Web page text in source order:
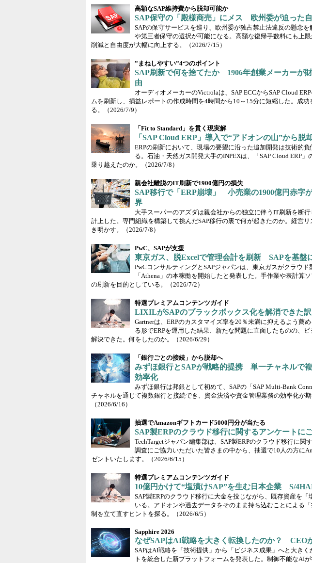
高額なSAP維持費から脱却可能か
SAP保守の「殿様商売」にメス 欧州委が迫った
SAPの保守サービスを巡り、欧州委が独占禁止法違反の懸念
や第三者保守の選択が可能になる。高額な復帰手数料にも上
削減と自由度が大幅に向上する。
（2026/7/15）
”まねしやすい”4つのポイント
SAP刷新で何を捨てたか 1906年創業メーカーが
由
オーディオメーカーのVictrolaは、SAP ECCからSAP Cloud
ムを刷新し、損益レポートの作成時間を4時間から10～15分に短縮した。成
る。
（2026/7/9）
「Fit to Standard」を貫く現実解
「SAP Cloud ERP」導入で“アドオンの山”から
ERPの刷新において、現場の要望に沿った追加開発は技術的
る。石油・天然ガス開発大手のINPEXは、「SAP Cloud ERP
乗り越えたのか。
（2026/7/8）
親会社離脱のIT刷新で1900億円の損失
SAP移行で「ERP崩壊」 小売業の1900億円赤字
界
大手スーパーのアズダは親会社からの独立に伴うIT刷新を断
計上した。専門組織を構築して挑んだSAP移行の裏で何が起きたのか。経営
き明かす。
（2026/7/8）
PwC、SAPが支援
東京ガス、脱Excelで管理会計を刷新 SAPを基盤
PwCコンサルティングとSAPジャパンは、東京ガスがクラウ
「Athena」の本稼働を開始したと発表した。手作業や表計算
の刷新を目的としている。
（2026/7/2）
特選プレミアムコンテンツガイド
LIXILがSAPのブラックボックス化を解消できた
Gartnerは、ERPのカスタマイズ率を20％未満に抑えるよう薦
る形でERPを運用した結果、新たな問題に直面したものの、
解決できた。何をしたのか。
（2026/6/29）
「銀行ごとの接続」から脱却へ
みずほ銀行とSAPが戦略的提携 単一チャネルで
効率化
みずほ銀行は邦銀として初めて、SAPの「SAP Multi-Bank
チャネルを通じて複数銀行と接続でき、資金決済や資金管理業務の効率化が期
（2026/6/16）
抽選でAmazonギフトカード5000円分が当たる
SAP製ERPのクラウド移行に関するアンケートに
TechTargetジャパン編集部は、SAP製ERPのクラウド移行に関
調査にご協力いただいた皆さまの中から、抽選で10人の方に
ゼントいたします。
（2026/6/15）
特選プレミアムコンテンツガイド
10億円かけて“塩漬けSAP”を生む日本企業 S/
SAP製ERPのクラウド移行に大金を投じながら、既存資産を
いる。アドオンや過去データをそのまま持ち込むことによる
制を立て直すヒントを探る。
（2026/6/5）
Sapphire 2026
なぜSAPはAI戦略を大きく転換したのか？ CEO
SAPはAI戦略を「技術提供」から「ビジネス成果」へと大き
トを統合した新プラットフォームを発表した。制御不能なAI